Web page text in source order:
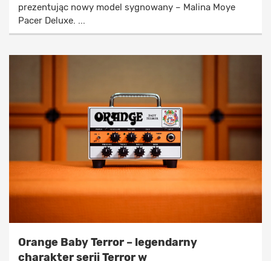
prezentując nowy model sygnowany – Malina Moye
Pacer Deluxe. ...
Orange Baby Terror – legendarny
charakter serii Terror w